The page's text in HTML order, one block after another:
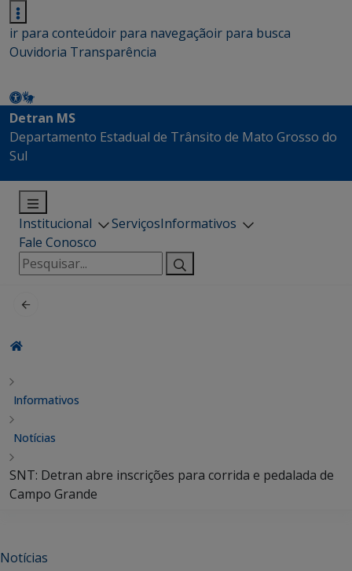
ir para conteúdoir para navegaçãoir para busca
Ouvidoria Transparência
Detran MS
Departamento Estadual de Trânsito de Mato Grosso do
Sul
Institucional ServiçosInformativos
Fale Conosco
Pesquisar
por:
Informativos
Notícias
SNT: Detran abre inscrições para corrida e pedalada de
Campo Grande
Notícias